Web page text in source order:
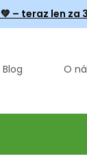
💚 – teraz len za
Blog O